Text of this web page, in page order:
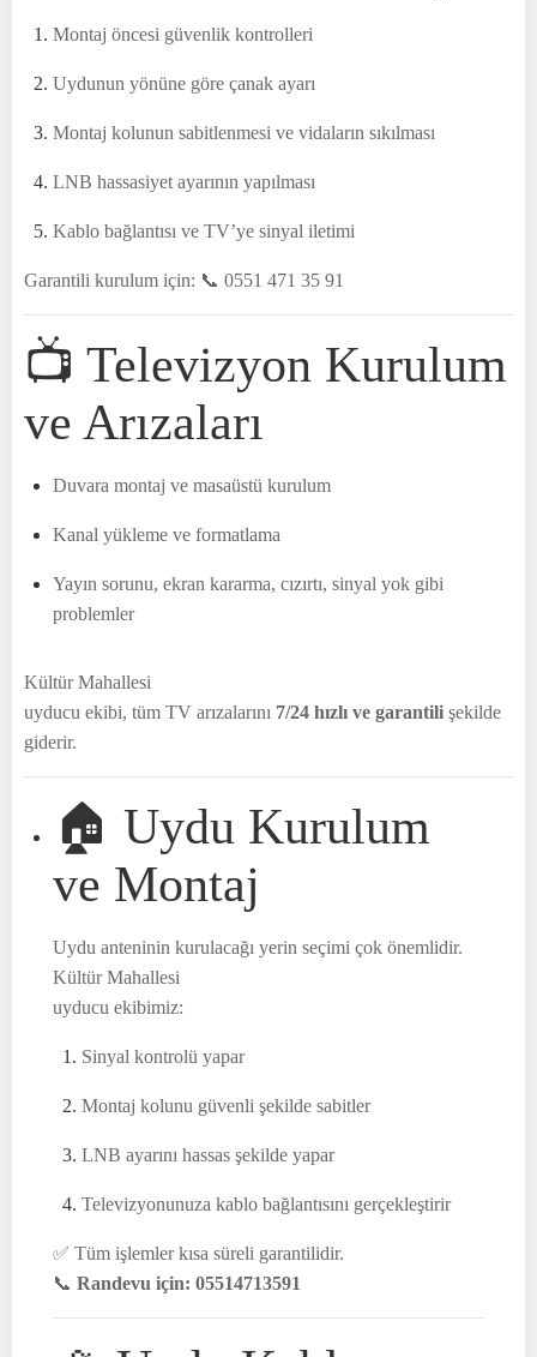
Montaj öncesi güvenlik kontrolleri
Uydunun yönüne göre çanak ayarı
Montaj kolunun sabitlenmesi ve vidaların sıkılması
LNB hassasiyet ayarının yapılması
Kablo bağlantısı ve TV’ye sinyal iletimi
Garantili kurulum için: 📞 0551 471 35 91
📺 Televizyon Kurulum
ve Arızaları
Duvara montaj ve masaüstü kurulum
Kanal yükleme ve formatlama
Yayın sorunu, ekran kararma, cızırtı, sinyal yok gibi
problemler
Kültür Mahallesi
uyducu ekibi, tüm TV arızalarını 7/24 hızlı ve garantili şekilde
giderir.
🏠 Uydu Kurulum
ve Montaj
Uydu anteninin kurulacağı yerin seçimi çok önemlidir.
Kültür Mahallesi
uyducu ekibimiz:
Sinyal kontrolü yapar
Montaj kolunu güvenli şekilde sabitler
LNB ayarını hassas şekilde yapar
Televizyonunuza kablo bağlantısını gerçekleştirir
✅ Tüm işlemler kısa süreli garantilidir.
📞 Randevu için: 05514713591